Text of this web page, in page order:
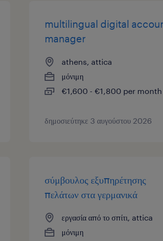
multilingual digital
manager
athens, attica
μόνιμη
€1,600 - €1,800 per month
δημοσιεύτηκε 3 αυγούστου 2026
σύμβουλος εξυπηρέτησης
πελάτων στα γερμανικά
εργασία από το σπίτι, attica
μόνιμη